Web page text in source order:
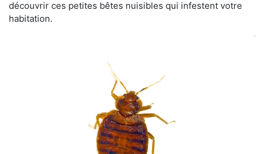
découvrir ces petites bêtes nuisibles qui infestent votre
habitation.